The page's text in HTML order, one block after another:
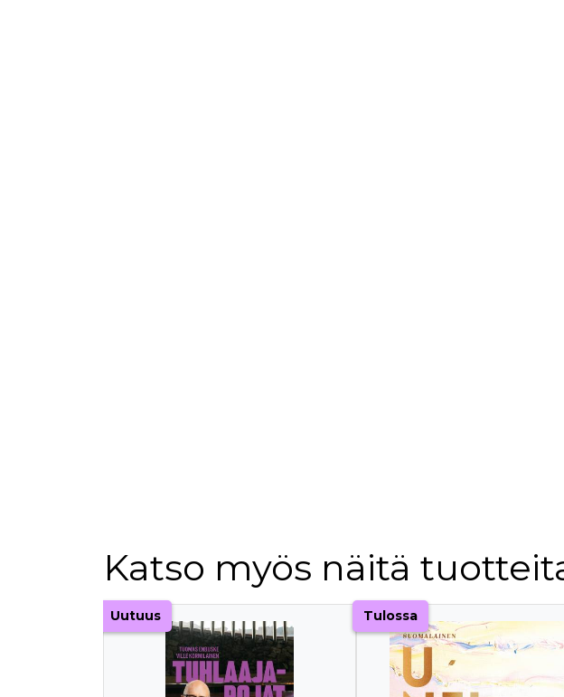
Katso myös näitä
Tuoteluettelon alku
Uutuus Tulossa